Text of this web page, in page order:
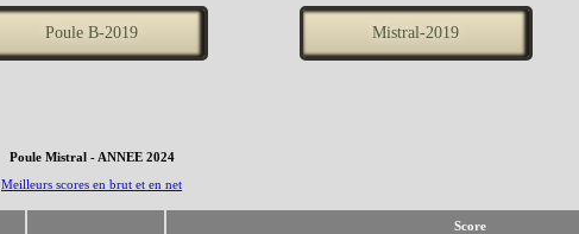
Poule B-2019 Mistral-2019
Poule Mistral - ANNEE 2024
Meilleurs scores en brut et en net
Score